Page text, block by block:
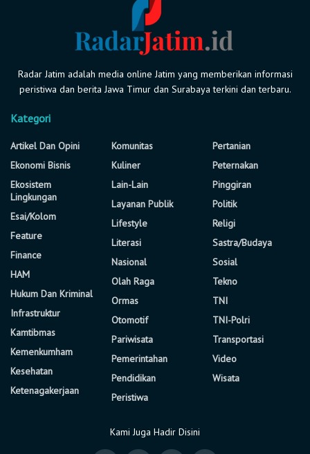
Radar Jatim adalah media online Jatim yang memberikan informasi
peristiwa dan berita Jawa Timur dan Surabaya terkini dan terbaru.
Kategori
Artikel Dan Opini
Ekonomi Bisnis
Ekosistem
Lingkungan
Esai/Kolom
Feature
Finance
HAM
Hukum Dan Kriminal
Infrastruktur
Kamtibmas
Kemenkumham
Kesehatan
Ketenagakerjaan
Komunitas
Kuliner
Lain-Lain
Layanan Publik
Lifestyle
Literasi
Nasional
Olah Raga
Ormas
Otomotif
Pariwisata
Pemerintahan
Pendidikan
Peristiwa
Pertanian
Peternakan
Pinggiran
Politik
Religi
Sastra/Budaya
Sosial
Tekno
TNI
TNI-Polri
Transportasi
Video
Wisata
Kami Juga Hadir Disini